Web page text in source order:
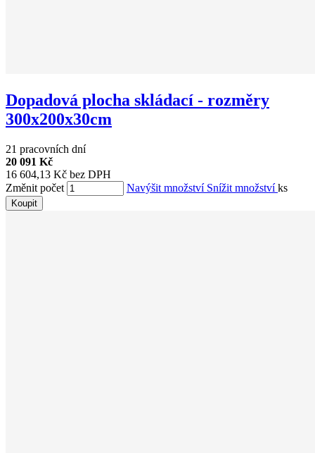
Dopadová plocha skládací - rozměry
300x200x30cm
21 pracovních dní
20 091 Kč
16 604,13 Kč bez DPH
Změnit počet
Navýšit množství Snížit množstvíks
Koupit